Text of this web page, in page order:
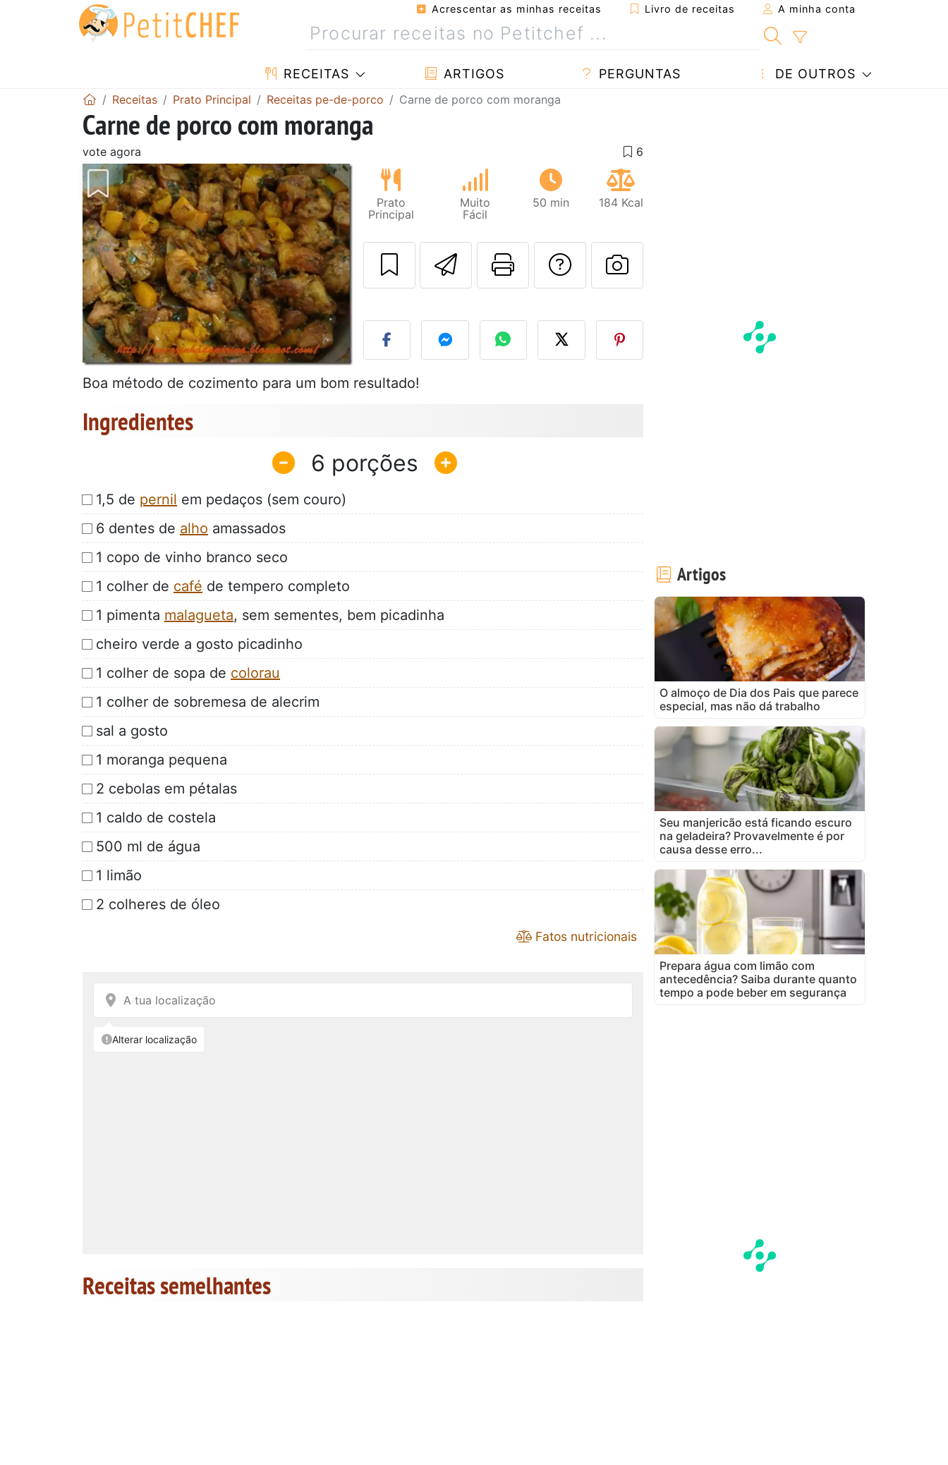
Acrescentar as minhas receitas Livro de receitas A minha conta
RECEITAS ARTIGOS PERGUNTAS DE OUTROS
Receitas Prato Principal Receitas pe-de-porco Carne de porco com moranga
Carne de porco com moranga
vote agora
Prato
Principal
Muito
Fácil
50 min 184 Kcal
Enviar esta receita a um amigo
Imprima esta página
Falar com o autor da receita
Fez esta receita? Compartilhe
Boa método de cozimento para um bom resultado!
Ingredientes
6
1,5 de pernil em pedaços (sem couro)
6 dentes de alho amassados
1 copo de vinho branco seco
1 colher de café de tempero completo
1 pimenta malagueta, sem sementes, bem picadinha
cheiro verde a gosto picadinho
1 colher de sopa de colorau
1 colher de sobremesa de alecrim
sal a gosto
1 moranga pequena
2 cebolas em pétalas
1 caldo de costela
500 ml de água
1 limão
2 colheres de óleo
Fatos nutricionais
Receitas semelhantes
Artigos
O almoço de Dia dos Pais que parece
especial, mas não dá trabalho
Seu manjericão está ficando escuro
na geladeira? Provavelmente é por
causa desse erro...
Prepara água com limão com
antecedência? Saiba durante quanto
tempo a pode beber em segurança